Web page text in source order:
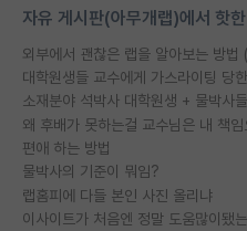
자유 게시판(아무개랩)에서 핫
외부에서 괜찮은 랩을 알아보는 방법
소재분야 석박사 대학원생 + 물박사
편애 하는 방법
물박사의 기준이 뭐임?
랩홈피에 다들 본인 사진 올리냐
이사이트가 처음엔 정말 도움많이됐는